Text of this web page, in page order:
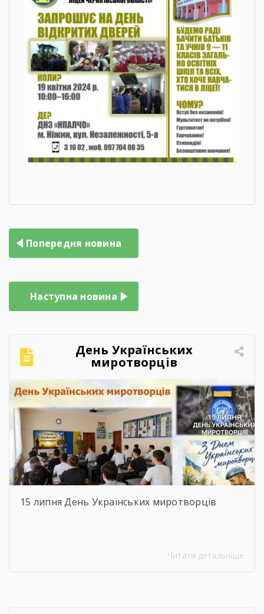
Навігація
записів
Попередня новина
Наступна новина
День Українських
миротворців
15 липня День Українських миротворців
Читати детальніше